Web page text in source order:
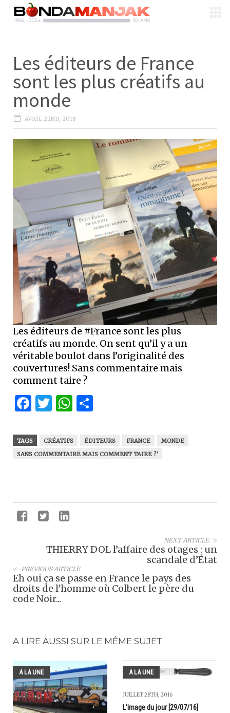
Les éditeurs de France
sont les plus créatifs au
monde
AVRIL 22ND, 2018
Les éditeurs de #France sont les plus
créatifs au monde. On sent qu’il y a un
véritable boulot dans l’originalité des
couvertures! Sans commentaire mais
comment taire ?
Facebook
Twitter
WhatsApp
TAGS CRÉATIFS ÉDITEURS FRANCE
MONDE
SANS COMMENTAIRE MAIS COMMENT TAIRE ?'
NEXT ARTICLE
THIERRY DOL l’affaire des otages : un
scandale d’État
PREVIOUS ARTICLE
Eh oui ça se passe en France le pays des
droits de l'homme où Colbert le père du
code Noir...
A LIRE AUSSI SUR LE MÊME SUJET
A LA UNE A LA UNE
JUILLET 28TH, 2016
L'image du jour [29/07/16]